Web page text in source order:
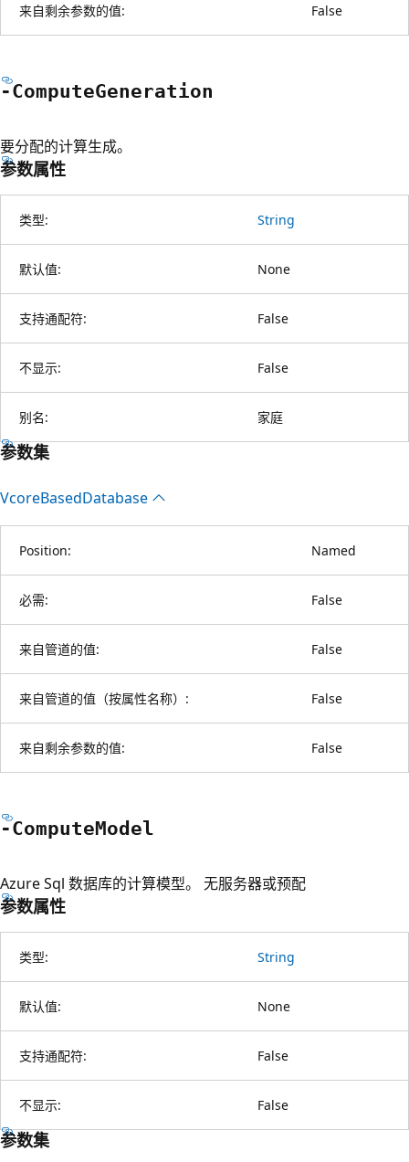
来自剩余参数的值: False
-ComputeGeneration
要分配的计算生成。
参数属性
类型: String
默认值: None
支持通配符: False
不显示: False
别名: 家庭
参数集
VcoreBasedDatabase
Position: Named
必需: False
来自管道的值: False
来自管道的值（按属性名称）: False
来自剩余参数的值: False
-ComputeModel
Azure Sql 数据库的计算模型。 无服务器或预配
参数属性
类型: String
默认值: None
支持通配符: False
不显示: False
参数集